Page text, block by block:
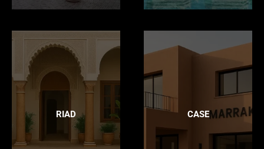
RIAD CASE